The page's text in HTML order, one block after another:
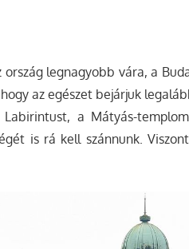
legnagyobb vára, a
az egészet bejárjuk
a Mátyás-
is rá kell szánnunk.